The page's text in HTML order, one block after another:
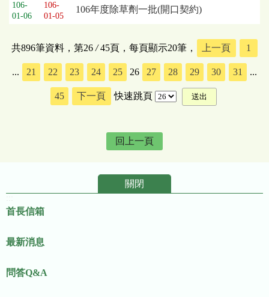
106-
01-06
106-
01-05
106年度除草劑一批(開口契約)
共896筆資料，第26/45頁，每頁顯示20筆， 上一頁 1
... 21 22 23 24 25 26 27 28 29 30 31 ...
45 下一頁 快速跳頁
回上一頁
關閉
首長信箱
最新消息
問答Q&A